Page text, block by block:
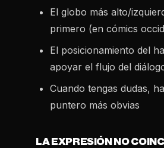
El globo más alto/
primero (en cómics
El posicionamiento del
apoyar el flujo del
Cuando tengas dudas,
puntero más obvias
LA EXPRESIÓN NO